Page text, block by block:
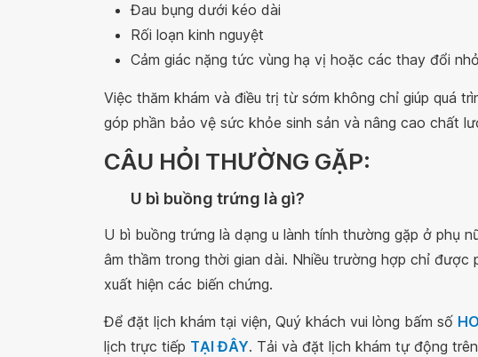
Đau bụng dưới kéo dài
Rối loạn kinh nguyệt
Cảm giác nặng tức vùng hạ vị hoặc các thay đổi
Việc thăm khám và điều trị từ sớm không chỉ giúp quá
góp phần bảo vệ sức khỏe sinh sản và nâng cao chất
CÂU HỎI THƯỜNG GẶP:
U bì buồng trứng là gì?
U bì buồng trứng là dạng u lành tính thường gặp ở phụ
âm thầm trong thời gian dài. Nhiều trường hợp chỉ được
xuất hiện các biến chứng.
Để đặt lịch khám tại viện, Quý khách vui lòng bấm số
lịch trực tiếp TẠI ĐÂY. Tải và đặt lịch khám tự động